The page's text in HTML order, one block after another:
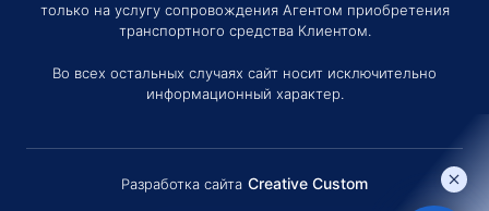
только на услугу сопровождения Агентом приобретения
транспортного средства Клиентом.
Во всех остальных случаях сайт носит исключительно
информационный характер.
Разработка сайта Creative Custom